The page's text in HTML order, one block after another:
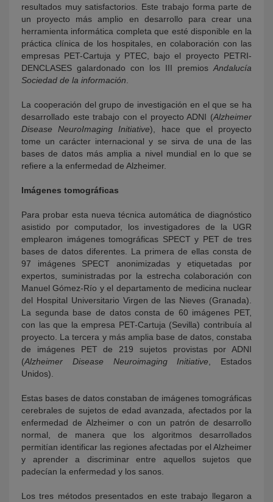
resultados muy satisfactorios. Este trabajo forma parte de
un proyecto más amplio en desarrollo para crear una
herramienta informática completa que esté disponible en la
práctica clínica de los hospitales, en colaboración con las
empresas PET-Cartuja y PTEC, bajo el proyecto PETRI-
DENCLASES galardonado con los III premios Andalucía
Sociedad de la información
La cooperación del grupo de investigación en el que se ha
desarrollado este trabajo con el proyecto ADNI (Alzheimer
Disease NeuroImaging Initiative), hace que el proyecto
tome un carácter internacional y se sirva de una de las
bases de datos más amplia a nivel mundial en lo que se
refiere a la enfermedad de Alzheimer.
Imágenes tomográficas
Para probar esta nueva técnica automática de diagnóstico
asistido por computador, los investigadores de la UGR
emplearon imágenes tomográficas SPECT y PET de tres
bases de datos diferentes. La primera de ellas consta de
97 imágenes SPECT anonimizadas y etiquetadas por
expertos, suministradas por la estrecha colaboración con
Manuel Gómez-Río y el departamento de medicina nuclear
del Hospital Universitario Virgen de las Nieves (Granada).
La segunda base de datos consta de 60 imágenes PET,
con las que la empresa PET-Cartuja (Sevilla) contribuía al
proyecto. La tercera y más amplia base de datos, constaba
de imágenes PET de 219 sujetos provistas por ADNI
(Alzheimer Disease Neuroimaging Initiative , Estados
Unidos).
Estas bases de datos constaban de imágenes tomográficas
cerebrales de sujetos de edad avanzada, afectados por la
enfermedad de Alzheimer o con un patrón de desarrollo
normal, de manera que los algoritmos desarrollados
permitían identificar las regiones afectadas por el Alzheimer
y aprender a discriminar entre aquellos sujetos que
padecían la enfermedad y los sanos.
Los tres métodos presentados en este trabajo llegaron a